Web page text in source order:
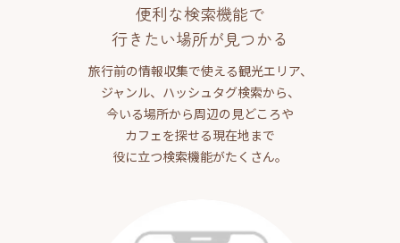
便利な検索機能で
行きたい場所が見つかる
旅行前の情報収集で使える観光エリア、
ジャンル、ハッシュタグ検索から、
今いる場所から周辺の見どころや
カフェを探せる現在地まで
役に立つ検索機能がたくさん。